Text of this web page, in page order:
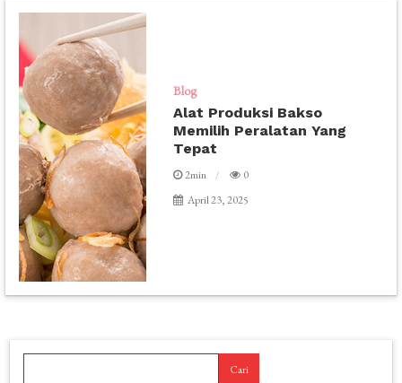
Blog
Alat Produksi Bakso
Memilih Peralatan Yang
Tepat
2min
0
April 23, 2025
Cari